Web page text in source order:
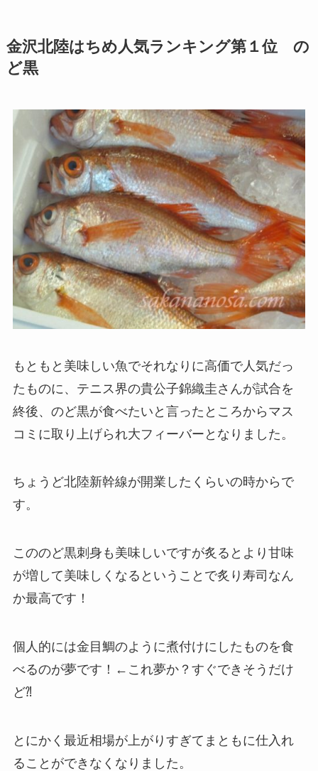
金沢北陸はちめ人気ランキング第１位 の
ど黒
もともと美味しい魚でそれなりに高価で人気だっ
たものに、テニス界の貴公子錦織圭さんが試合を
終後、のど黒が食べたいと言ったところからマス
コミに取り上げられ大フィーバーとなりました。
ちょうど北陸新幹線が開業したくらいの時からで
す。
こののど黒刺身も美味しいですが炙るとより甘味
が増して美味しくなるということで炙り寿司なん
か最高です！
個人的には金目鯛のように煮付けにしたものを食
べるのが夢です！←これ夢か？すぐできそうだけ
ど⁈
とにかく最近相場が上がりすぎてまともに仕入れ
ることができなくなりました。